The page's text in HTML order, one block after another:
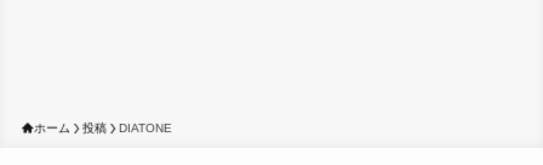
ホーム 投稿 DIATONE